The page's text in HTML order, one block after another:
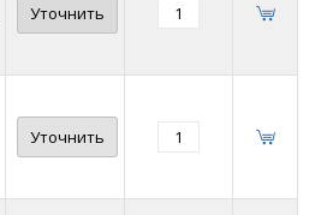
Уточнить
Уточнить